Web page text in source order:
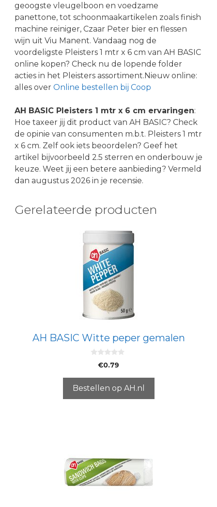
geoogste vleugelboon en voedzame
panettone, tot schoonmaakartikelen zoals finish
machine reiniger, Czaar Peter bier en flessen
wijn uit Viu Manent. Vandaag nog de
voordeligste Pleisters 1 mtr x 6 cm van AH BASIC
online kopen? Check nu de lopende folder
acties in het Pleisters assortiment.Nieuw online:
alles over Online bestellen bij Coop
AH BASIC Pleisters 1 mtr x 6 cm ervaringen:
Hoe taxeer jij dit product van AH BASIC? Check
de opinie van consumenten m.b.t. Pleisters 1 mtr
x 6 cm. Zelf ook iets beoordelen? Geef het
artikel bijvoorbeeld 2.5 sterren en onderbouw je
keuze. Weet jij een betere aanbieding? Vermeld
dan augustus 2026 in je recensie.
Gerelateerde producten
AH BASIC Witte peper gemalen
5
€0.79
Bestellen op AH.nl